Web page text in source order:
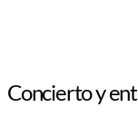
Concierto y